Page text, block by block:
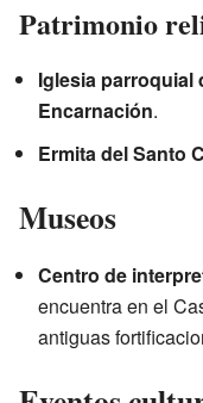
Patrimonio
Iglesia parroquial
Encarnación.
Ermita del Santo
Museos
Centro de
encuentra en el
antiguas